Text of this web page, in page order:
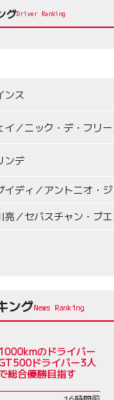
グDriver Ranking
ンス
イ／ニック・デ・フリ
ンデ
ディ／アントニオ・
亮／セバスチャン・ブ
ング
のドライバー
ドライバー3人
総合優勝目指す